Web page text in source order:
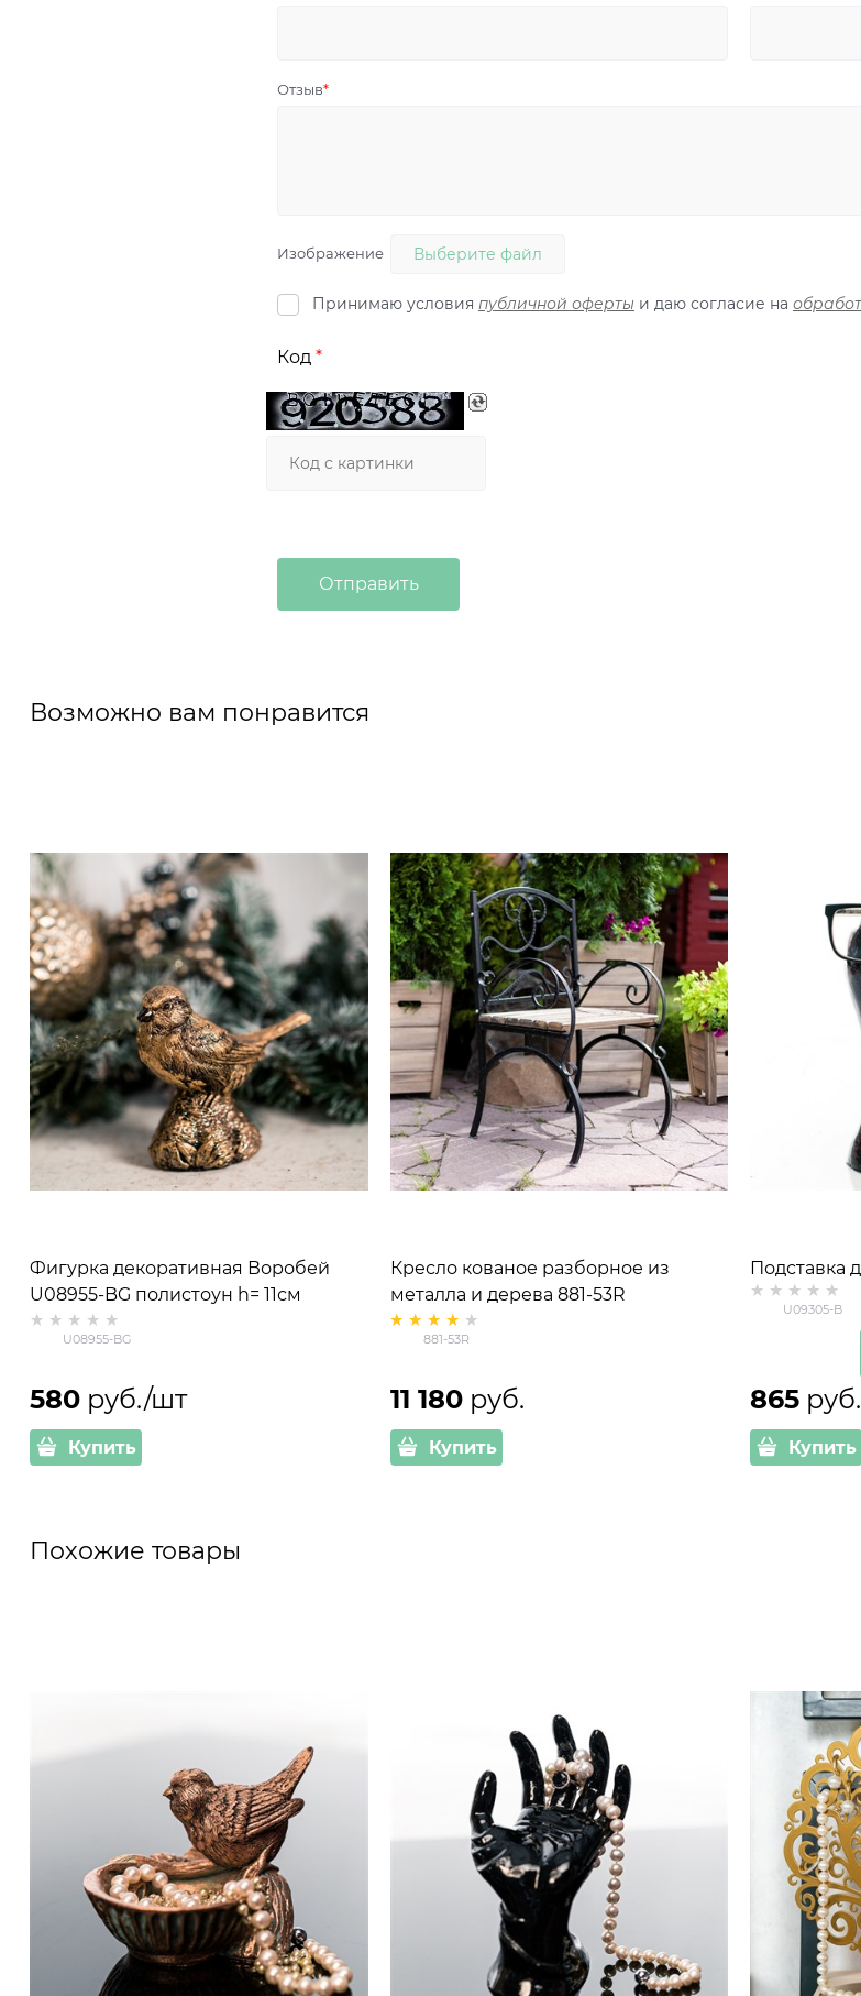
Отзыв
Изображение Выберите файл
Принимаю условия публичной оферты и даю согласие на
Код
Возможно вам понравится
Фигурка декоративная Воробей
U08955-BG полистоун h= 11см
цв.чёрный с золотом
U08955-BG
580 руб./шт
Купить
Кресло кованое разборное из
металла и дерева 881-53R
цв.чёрный
881-53R
11 180 руб.
Купить
Подставка
полистоун
U09305-B
865 руб.
Купить
Похожие товары